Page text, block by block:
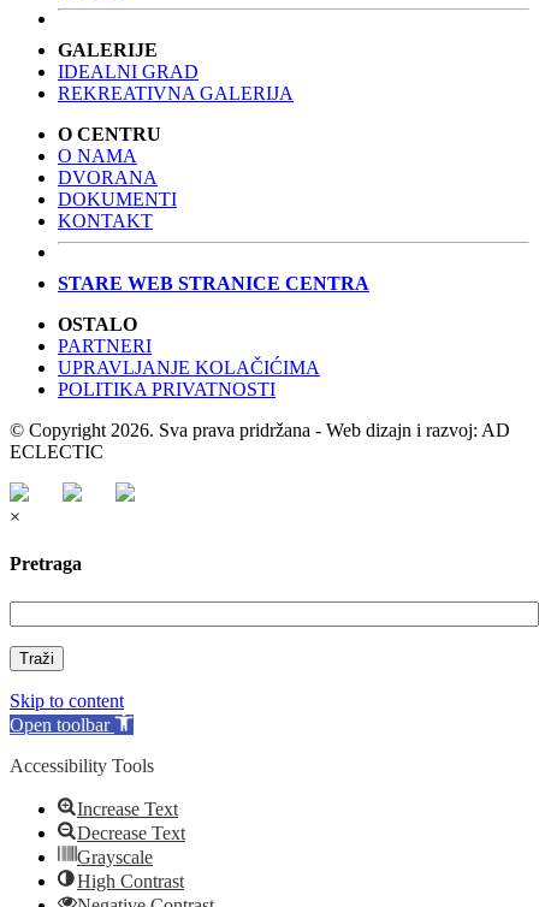
GALERIJE
IDEALNI GRAD
REKREATIVNA GALERIJA
O CENTRU
O NAMA
DVORANA
DOKUMENTI
KONTAKT
STARE WEB STRANICE CENTRA
OSTALO
PARTNERI
UPRAVLJANJE KOLAČIĆIMA
POLITIKA PRIVATNOSTI
© Copyright 2026. Sva prava pridržana - Web dizajn i razvoj: AD
ECLECTIC
×
Pretraga
Traži
Skip to content
Open toolbar
Accessibility Tools
Increase Text
Decrease Text
Grayscale
High Contrast